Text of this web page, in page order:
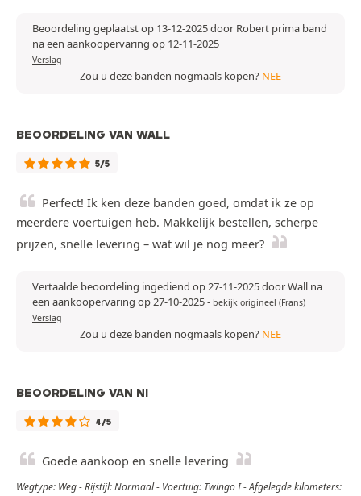
Beoordeling geplaatst op 13-12-2025 door Robert prima band
na een aankoopervaring op 12-11-2025
Verslag
Zou u deze banden nogmaals kopen? NEE
BEOORDELING VAN WALL
5/5
Perfect! Ik ken deze banden goed, omdat ik ze op
meerdere voertuigen heb. Makkelijk bestellen, scherpe
prijzen, snelle levering – wat wil je nog meer?
Vertaalde beoordeling ingediend op 27-11-2025 door Wall na
een aankoopervaring op 27-10-2025- bekijk origineel (Frans)
Verslag
Zou u deze banden nogmaals kopen? NEE
BEOORDELING VAN NI
4/5
Goede aankoop en snelle levering
Wegtype: Weg - Rijstijl: Normaal - Voertuig: Twingo I - Afgelegde kilometers: